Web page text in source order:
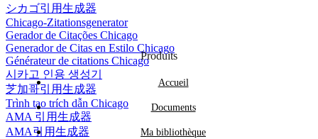
シカゴ引用生成器
Chicago-Zitationsgenerator
Gerador de Citações Chicago
Generador de Citas en Estilo Chicago
Générateur de citations Chicago
시카고 인용 생성기
芝加哥引用生成器
Trình tạo trích dẫn Chicago
AMA 引用生成器
AMA引用生成器
Produits
Accueil
Documents
Ma bibliothèque